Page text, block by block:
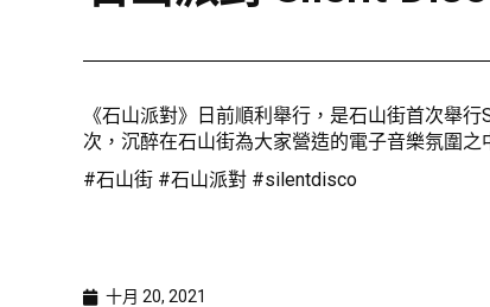
《石山派對》日前順利舉行，是石山街首次舉
次，沉醉在石山街為大家營造的電子音樂氛圍之
#石山街 #石山派對 #silentdisco
十月 20, 2021